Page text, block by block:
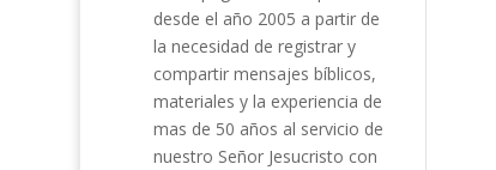
desde el año 2005 a partir de
la necesidad de registrar y
compartir mensajes bíblicos,
materiales y la experiencia de
mas de 50 años al servicio de
nuestro Señor Jesucristo con